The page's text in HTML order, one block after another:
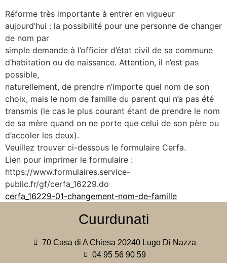
Réforme très importante à entrer en vigueur
aujourd’hui : la possibilité pour une personne de changer
de nom par
simple demande à l’officier d’état civil de sa commune
d’habitation ou de naissance. Attention, il n’est pas
possible,
naturellement, de prendre n’importe quel nom de son
choix, mais le nom de famille du parent qui n’a pas été
transmis (le cas le plus courant étant de prendre le nom
de sa mère quand on ne porte que celui de son père ou
d’accoler les deux).
Veuillez trouver ci-dessous le formulaire Cerfa.
Lien pour imprimer le formulaire :
https://www.formulaires.service-
public.fr/gf/cerfa_16229.do
cerfa_16229-01-changement-nom-de-famille
Cuurdunati
70 Casa di A Chiesa 20240 Lugo Di Nazza
04 95 56 90 59